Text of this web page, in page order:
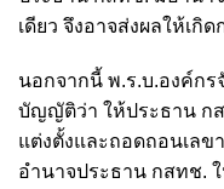
เดียว จึงอาจส่งผลให้เกิ
นอกจากนี้ พ.ร.บ.องค์ก
บัญญัติว่า ให้ประธาน ก
แต่งตั้งและถอดถอนเลข
อำนาจประธาน กสทช.